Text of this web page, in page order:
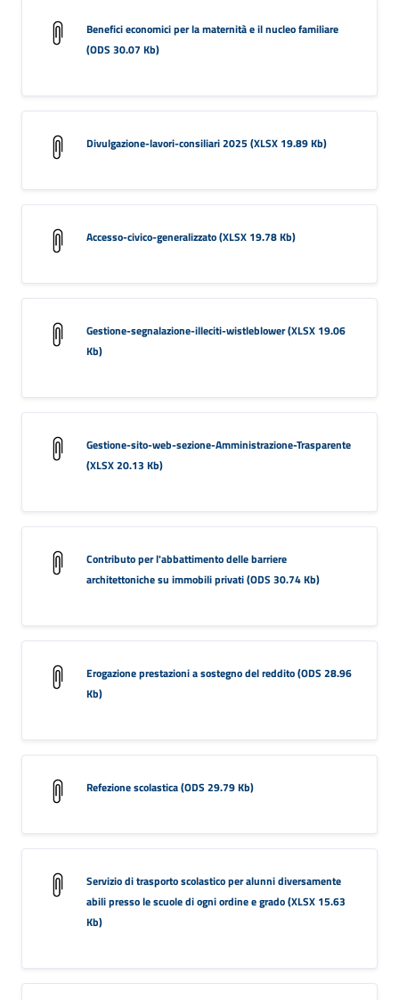
Benefici economici per la maternità e il nucleo familiare
(ODS 30.07 Kb)
Divulgazione-lavori-consiliari 2025 (XLSX 19.89 Kb)
Accesso-civico-generalizzato (XLSX 19.78 Kb)
Gestione-segnalazione-illeciti-wistleblower (XLSX 19.06
Kb)
Gestione-sito-web-sezione-Amministrazione-Trasparente
(XLSX 20.13 Kb)
Contributo per l'abbattimento delle barriere
architettoniche su immobili privati (ODS 30.74 Kb)
Erogazione prestazioni a sostegno del reddito (ODS 28.96
Kb)
Refezione scolastica (ODS 29.79 Kb)
Servizio di trasporto scolastico per alunni diversamente
abili presso le scuole di ogni ordine e grado (XLSX 15.63
Kb)